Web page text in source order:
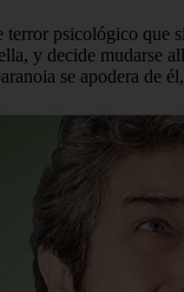
psicológico que
y decide mudarse
se apodera de